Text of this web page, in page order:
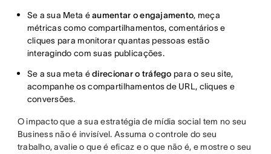
Se a sua Meta éaumentar o engajamento, meça
métricas como compartilhamentos, comentários e
cliques para monitorar quantas pessoas estão
interagindo com suas publicações.
Se a sua meta édirecionar o tráfego para o seu site,
acompanhe os compartilhamentos de URL, cliques e
conversões.
O impacto que a sua estratégia de mídia social tem no seu
Business não é invisível. Assuma o controle do seu
trabalho, avalie o que é eficaz e o que não é, e mostre o seu